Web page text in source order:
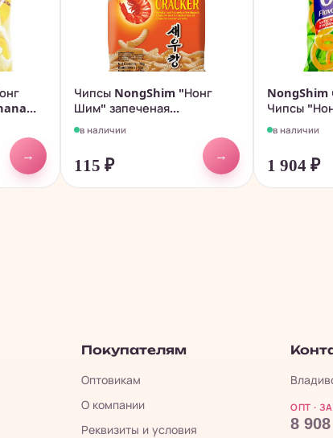
→
Чипсы NongShim "Нонг
Шим" запеченая...
в наличии
115 ₽
→
NongShim
Чипсы
в наличии
1 904 ₽
Покупателям
Оптовикам
О компании
Реквизиты и условия
ОПТ ·
8